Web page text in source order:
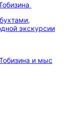
экскурсии